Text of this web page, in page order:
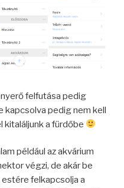
felfutása pedig
kapcsolva pedig nem kell
kitaláljunk a fürdőbe
például az akvárium
végzi, de akár be
felkapcsolja a